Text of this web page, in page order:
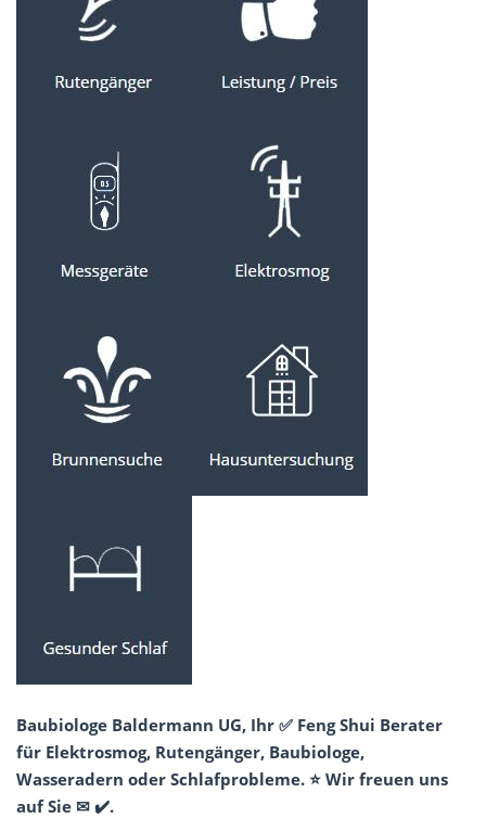
Baubiologe Baldermann UG, Ihr ✅ Feng Shui Berater
für Elektrosmog, Rutengänger, Baubiologe,
Wasseradern oder Schlafprobleme. ⭐ Wir freuen uns
auf Sie ✉ ✔️.